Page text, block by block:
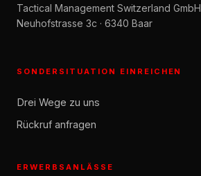
Tactical Management Switzerland GmbH
Neuhofstrasse 3c · 6340 Baar
SONDERSITUATION EINREICHEN
Drei Wege zu uns
Rückruf anfragen
ERWERBSANLÄSSE